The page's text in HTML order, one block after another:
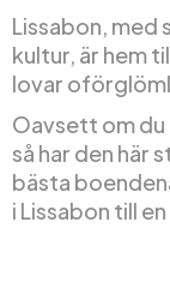
Lissabon, med
kultur, är hem
lovar
Oavsett om du
så har den här
bästa
i Lissabon till